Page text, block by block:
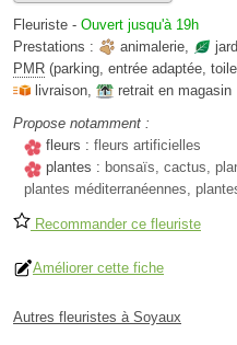
Fleuriste - Ouvert jusqu'à 19h
Prestations :
animalerie,
PMR (parking, entrée adaptée,
livraison,
retrait en magasin
Propose notamment :
fleurs : fleurs artificielles
plantes : bonsaïs, cactus,
plantes méditerranéennes,
Recommander ce fleuriste
Améliorer cette fiche
Autres fleuristes à Soyaux